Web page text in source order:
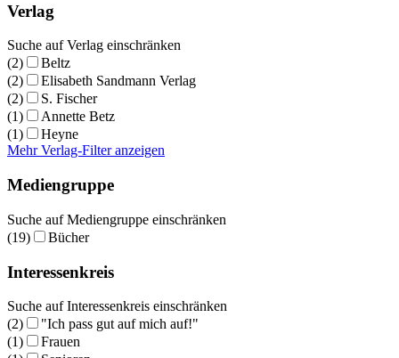
Verlag
Suche auf Verlag einschränken
(2)
Beltz
(2)
Elisabeth Sandmann Verlag
(2)
S. Fischer
(1)
Annette Betz
(1)
Heyne
Mehr Verlag-Filter anzeigen
Mediengruppe
Suche auf Mediengruppe einschränken
(19)
Bücher
Interessenkreis
Suche auf Interessenkreis einschränken
(2)
"Ich pass gut auf mich auf!"
(1)
Frauen